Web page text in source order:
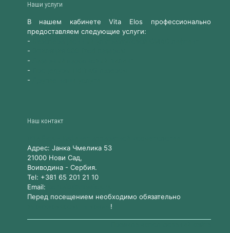
Наши услуги
В нашем кабинете Vita Elos профессионально
предоставляем следующие услуги:
-
-
-
-
-
Наш контакт
Адрес: Jанка Чмелика 53
21000 Нови Сад,
Воиводина - Сербия.
Tel: +381 65 201 21 10
Email:
Перед посещением необходимо обязательно
!